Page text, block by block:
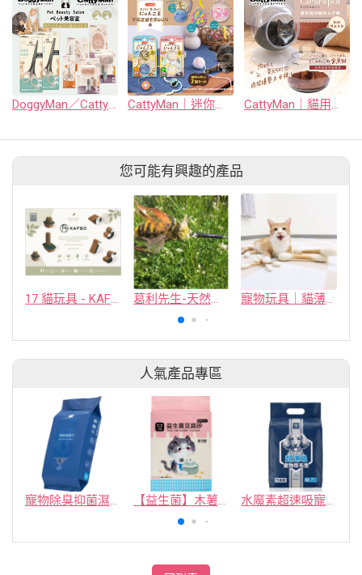
您可能有興趣的產品
17 貓玩具 - KAFBO COMPANY LIMITED 葛利先生-天然動物毛玩具 寵物玩具｜貓薄荷棉花棒
人氣產品專區
寵物除臭抑菌濕紙巾／30抽／無味【4包100】 【益生菌】木薯豆腐砂/豆腐砂 (1包最低$119起)抽貓砂機 水魔素超速吸寵物尿布墊買1送1